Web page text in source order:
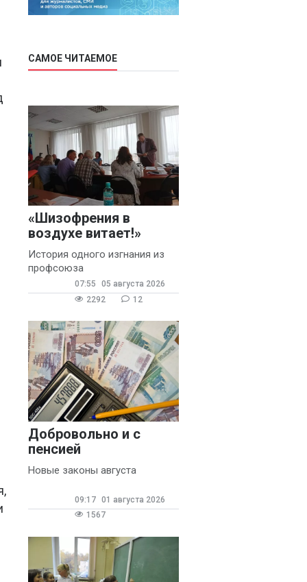
САМОЕ ЧИТАЕМОЕ
«Шизофрения в
воздухе витает!»
История одного изгнания из
профсоюза
07:55
05 августа 2026
2292
12
Добровольно и с
пенсией
Новые законы августа
09:17 01 августа 2026
1567